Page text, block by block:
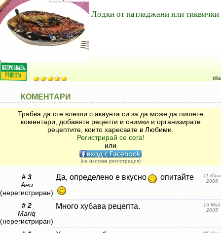
Лодки от патладжани или тиквички
tillia
КОМЕНТАРИ
Трябва да сте влезли с акаунта си за да може да пишете
коментари, добавяте рецепти и снимки и организирате
рецептите, които харесвате в Любими.
Регистрирай се сега!
или
(не изисква регистрация)
# 3
Ани
(нерегистриран)
Да, определено е вкусно опитайте
11 Юни
2006
# 2
Mariq
(нерегистриран)
Много хубава рецепта.
16 Май
2005